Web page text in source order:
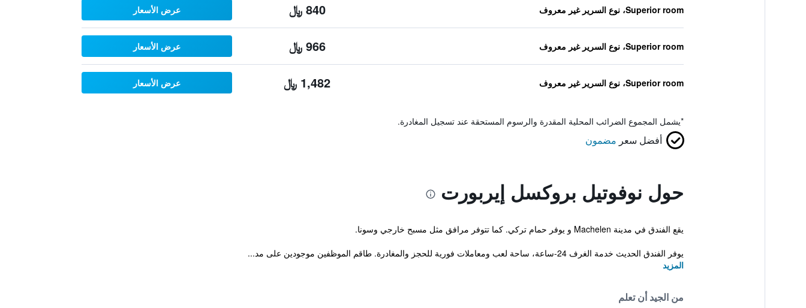
Superior room، نوع السرير غير معروف 840 ﷼ عرض الأسعار
Superior room، نوع السرير غير معروف 966 ﷼ عرض الأسعار
Superior room، نوع السرير غير معروف 1,482 ﷼ عرض الأسعار
*يشمل المجموع الضرائب المحلية المقدرة والرسوم المستحقة عند تسجيل المغادرة.
أفضل سعر مضمون
حول نوفوتيل بروكسل إيربورت
يقع الفندق في مدينة Machelen و يوفر حمام تركي. كما تتوفر مرافق مثل مسبح خارجي وسونا.
يوفر الفندق الحديث خدمة الغرف 24-ساعة، ساحة لعب ومعاملات فورية للحجز والمغادرة. طاقم الموظفين موجودين على مد...
المزيد
من الجيد أن تعلم